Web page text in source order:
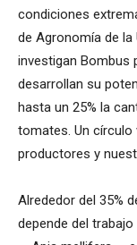
condiciones
de Agronomía de la
investigan Bombus
desarrollan su
hasta un 25% la
tomates. Un
productores y
Alrededor del 35%
depende del